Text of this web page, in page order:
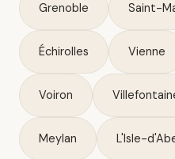
Grenoble Saint-
Échirolles Vienne
Voiron
Meylan L'Isle-